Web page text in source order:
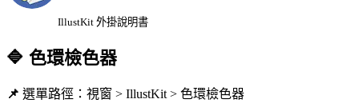
IllustKit 外掛說明書
🔷 色環檢色器
📌 選單路徑：視窗 > IllustKit > 色環檢色器